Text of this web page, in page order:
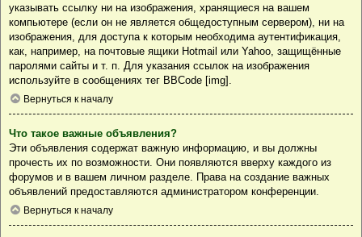
указывать ссылку ни на изображения, хранящиеся на вашем
компьютере (если он не является общедоступным сервером), ни на
изображения, для доступа к которым необходима аутентификация,
как, например, на почтовые ящики Hotmail или Yahoo, защищённые
паролями сайты и т. п. Для указания ссылок на изображения
используйте в сообщениях тег BBCode [img].
Вернуться к началу
Что такое важные объявления?
Эти объявления содержат важную информацию, и вы должны
прочесть их по возможности. Они появляются вверху каждого из
форумов и в вашем личном разделе. Права на создание важных
объявлений предоставляются администратором конференции.
Вернуться к началу